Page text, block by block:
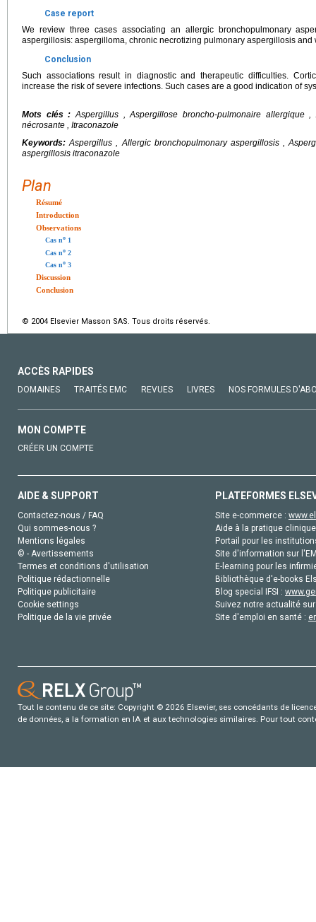
Case report
We review three cases associating an allergic bronchopulmonary
aspergillosis: aspergilloma, chronic necrotizing pulmonary aspergillosis and
Conclusion
Such associations result in diagnostic and therapeutic difficulties.
increase the risk of severe infections. Such cases are a good indication of
Mots clés :Aspergillus , Aspergillose broncho-pulmonaire allergique
nécrosante , Itraconazole
Keywords:Aspergillus , Allergic bronchopulmonary aspergillosis ,
aspergillosis itraconazole
Plan
Résumé
Introduction
Observations
Cas no 1
Cas no 2
Cas no 3
Discussion
Conclusion
© 2004 Elsevier Masson SAS. Tous droits réservés.
ACCÈS RAPIDES
DOMAINES TRAITÉS EMC REVUES LIVRES NOS FORMULES
MON COMPTE
CRÉER UN COMPTE
AIDE & SUPPORT
Contactez-nous / FAQ
Qui sommes-nous ?
Mentions légales
© - Avertissements
Termes et conditions d'utilisation
Politique rédactionnelle
Politique publicitaire
Cookie settings
Politique de la vie privée
PLATEFORMES
Site e-commerce :
Aide à la pratique
Portail pour les
Site d'information sur
E-learning pour les
Bibliothèque d'e-books
Blog special IFSI :
Suivez notre actualité
Site d'emploi en santé :
Tout le contenu de ce site: Copyright © 2026 Elsevier, ses concédants de
de données, a la formation en IA et aux technologies similaires. Pour tout